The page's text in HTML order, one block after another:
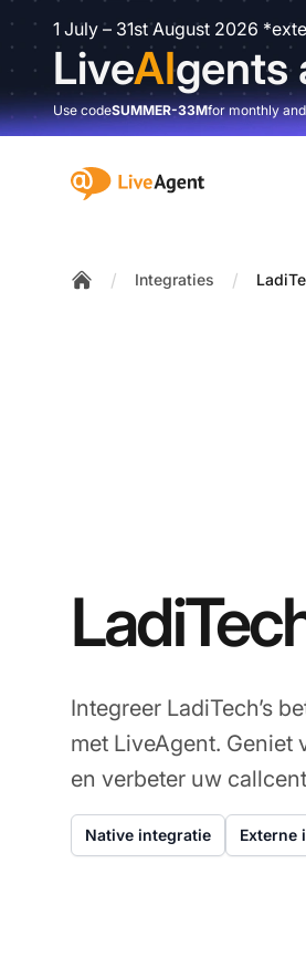
1 July – 31st August 2026
LiveAIgents
Use codeSUMMER-33Mfor monthly and
:site.title
/ Integraties /
Integreer LadiTech’s
met LiveAgent. Geniet
en verbeter uw
Native integratie Externe